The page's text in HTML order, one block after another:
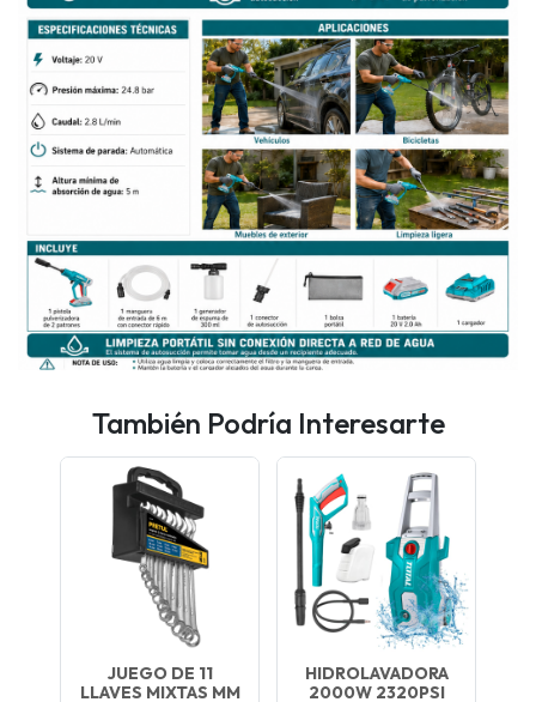
También Podría Interesarte
JUEGO DE 11
LLAVES MIXTAS MM
HIDROLAVADORA
2000W 2320PSI